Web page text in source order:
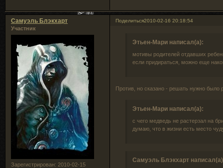
Поделиться2010-02-16 20:18:54
Самуэль Блэкхарт
Участник
Зарегистрирован: 2010-02-15
Этьен-Мари написал(а):
мотивы родителей отдавших
если придираться, можно еще
Против, но сказано - решать нужно было
Этьен-Мари написал(а):
с чего медведь не растерзал на
думаю, что в жизни есть место
Самуэль Блэкхарт